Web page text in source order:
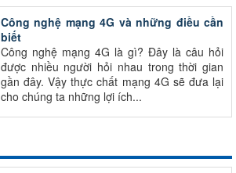
Công nghệ mạng 4G và những điều cần
biết
Công nghệ mạng 4G là gì? Đây là câu hỏi
được nhiều người hỏi nhau trong thời gian
gần đây. Vậy thực chất mạng 4G sẽ đưa lại
cho chúng ta những lợi ích...